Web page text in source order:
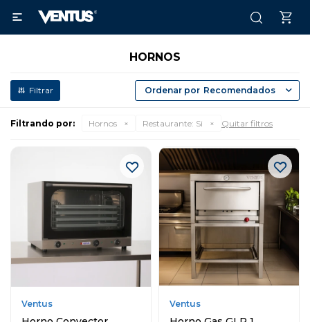

HORNOS
Recomendados
Filtrando por: Hornos Restaurante: Si Quitar filtros
Ventus Ventus